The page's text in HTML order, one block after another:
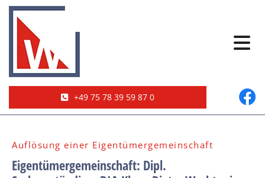
+49 75 78 39 59 87 0
Auflösung einer Eigentümergemeinschaft
Eigentümergemeinschaft: Dipl.